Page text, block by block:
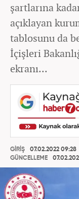
şartlarına
açıklayan
tablosunu da
İçişleri
ekranı...
GİRİŞ
07.02.2022 09:28
GÜNCELLEME